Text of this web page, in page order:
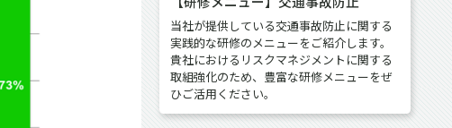
当社が提供している交通事故防止に関する
実践的な研修のメニューをご紹介します。
貴社におけるリスクマネジメントに関する
取組強化のため、豊富な研修メニューをぜ
ひご活用ください。